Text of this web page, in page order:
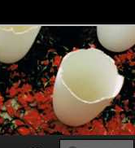
Ceramic